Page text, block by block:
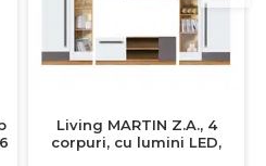
Living MARTIN Z.A., 4
corpuri, cu lumini LED,